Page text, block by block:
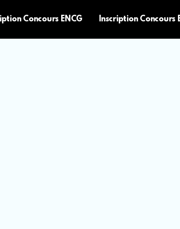
Concours ENCG Inscription Concours